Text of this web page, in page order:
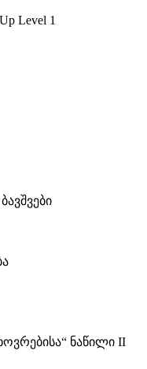
Level 1
ნაწილი II